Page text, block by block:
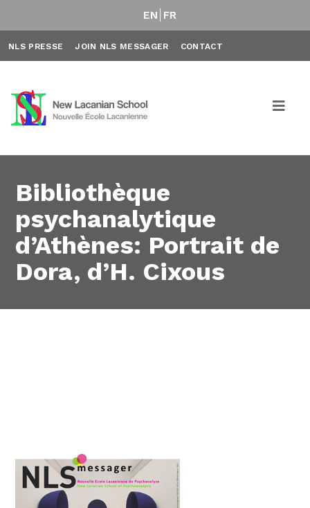
EN FR
NLS PRESSE JOIN NLS MESSAGER CONTACT
Bibliothèque
psychanalytique
d’Athènes: Portrait de
Dora, d’H. Cixous